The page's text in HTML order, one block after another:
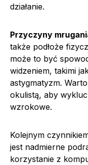
działanie.
Przyczyny
także podłoże
może to być
widzeniem, takimi
astygmatyzm.
okulistą, aby
wzrokowe.
Kolejnym
jest nadmierne
korzystanie z